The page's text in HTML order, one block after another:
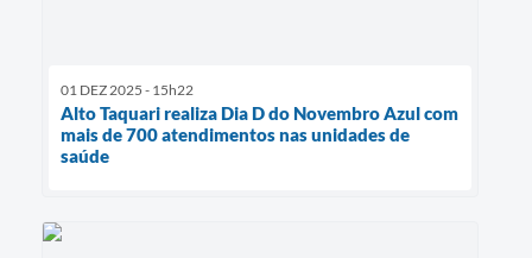
01 DEZ 2025 - 15h22
Alto Taquari realiza Dia D do Novembro Azul com
mais de 700 atendimentos nas unidades de
saúde